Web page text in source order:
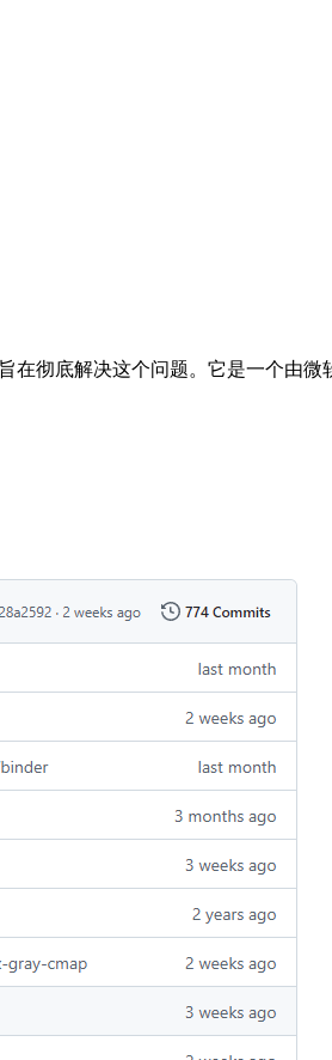
在彻底解决这个问题。它是一个由